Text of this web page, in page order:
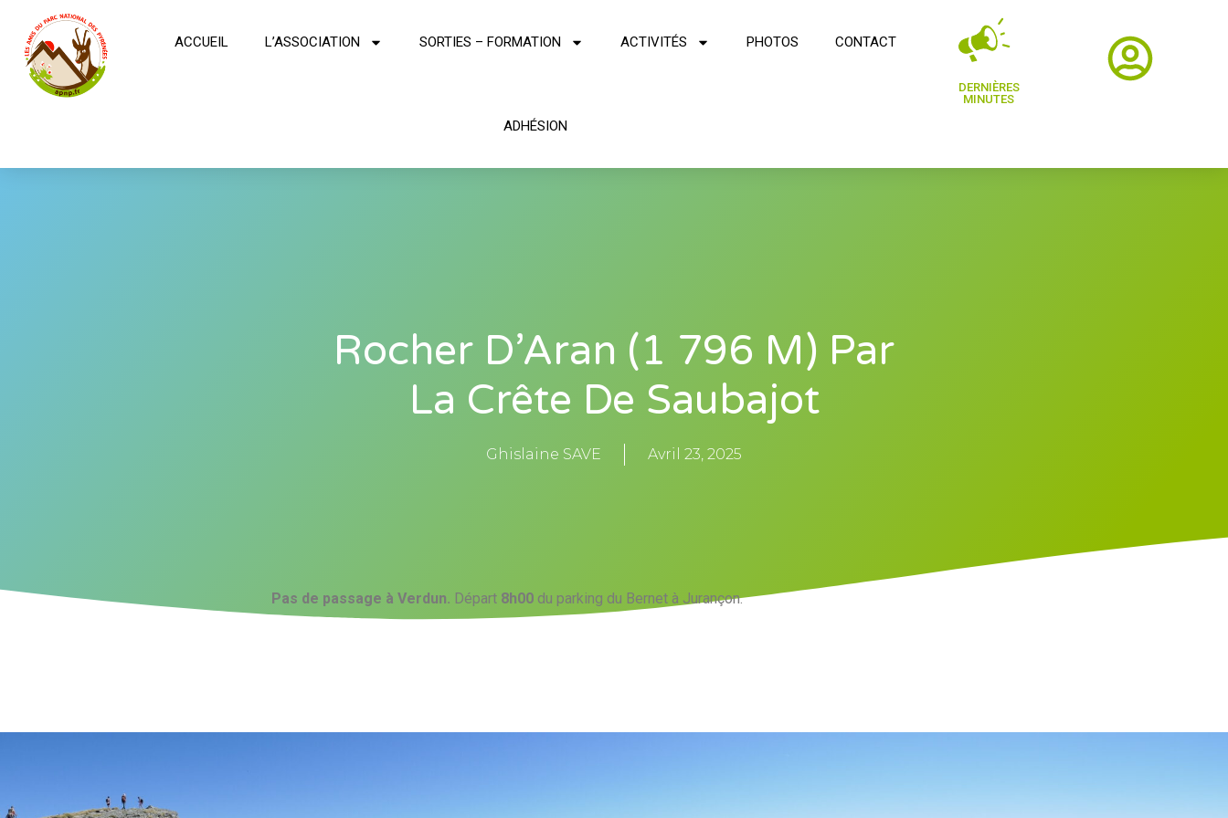
ACCUEIL L’ASSOCIATION SORTIES – FORMATION ACTIVITÉS PHOTOS CONTACT
ADHÉSION
DERNIÈRES
MINUTES
Rocher D’Aran (1 796 M) Par
La Crête De Saubajot
Ghislaine SAVE Avril 23, 2025
Pas de passage à Verdun. Départ 8h00 du parking du Bernet à Jurançon.